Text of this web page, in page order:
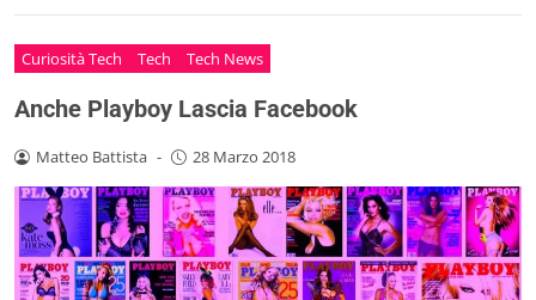
Curiosità Tech Tech Tech News
Anche Playboy Lascia Facebook
Matteo Battista - 28 Marzo 2018